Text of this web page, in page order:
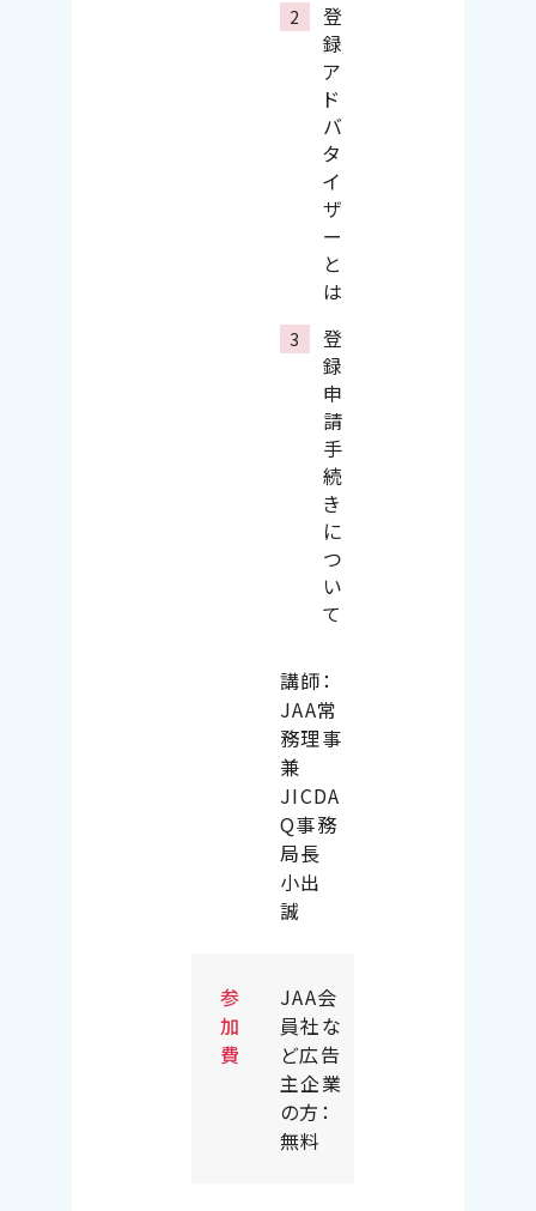
登
録
ア
ド
バ
タ
イ
ザ
ー
と
は
登
録
申
請
手
続
き
に
つ
い
て
講師：
JAA常
務理事
兼
JICDA
Q事務
局長
小出
誠
参
加
費
JAA会
員社な
ど広告
主企業
の方：
無料